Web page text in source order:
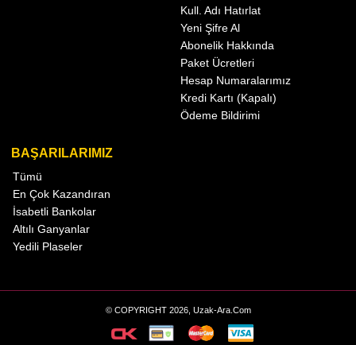
Kull. Adı Hatırlat
Yeni Şifre Al
Abonelik Hakkında
Paket Ücretleri
Hesap Numaralarımız
Kredi Kartı (Kapalı)
Ödeme Bildirimi
BAŞARILARIMIZ
Tümü
En Çok Kazandıran
İsabetli Bankolar
Altılı Ganyanlar
Yedili Plaseler
© COPYRIGHT 2026, Uzak-Ara.Com